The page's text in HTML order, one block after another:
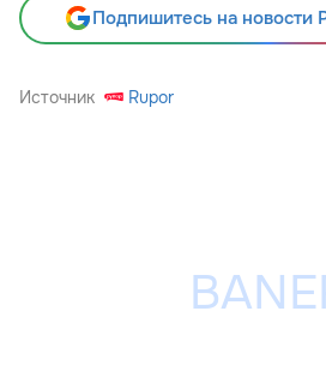
Подпишитесь на новости
Источник Rupor